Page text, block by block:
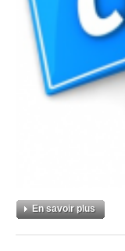
En savoir plus